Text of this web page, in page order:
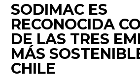
SODIMAC ES
RECONOCIDA
DE LAS TRES
MÁS
CHILE